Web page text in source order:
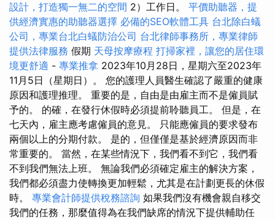
設計，打造獨一無二的空間 2）工作日。 平價助聽器，提
供經濟實惠的助聽器選擇 必備的SEO軟體工具 台北除白蟻
公司，專業台北白蟻防治公司 台北律師事務所，專業律師
提供法律服務 假期 天母按摩療程 打掃家裡，讓您的居住環
境更舒適 - 專業推拿 2023年10月28日，星期六至2023年
11月5日（星期日）。 您的護理人員醫生確認了嚴重的健康
原因和護理推理。 重要的是，自由是由雇主而不是僱員賦
予的。 的確，在發行休假時必須提前聆聽員工。 但是，在
七天內，雇主應考慮僱員的意見。 只能應僱員的要求發布
兩個以上的分期付款。 是的，但僅僅是基於經濟原因而非
常重要的。 當然，在某些情況下，我們看不到它，我們看
不到我們無法上班。 無論我們必須確定雇主的解決方案，
我們都必須盡力使轉換更加輕鬆，尤其是在計劃更長的休假
時。 專業會計師提供稅務諮詢 如果我們沒有機會親自移交
我們的任務，那麼值得為在我們缺席的情況下提供輔助任